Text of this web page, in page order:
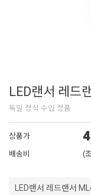
LED랜서 레드
독일 정식 수입 정품
상품가
배송비
(
LED랜서 레드랜서